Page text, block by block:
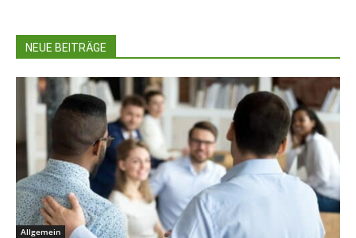
NEUE BEITRÄGE
Allgemein